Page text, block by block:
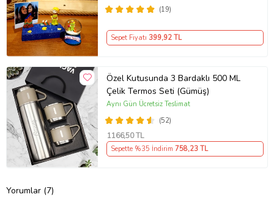
(19)
Sepet Fiyatı 399,92 TL
Özel Kutusunda 3 Bardaklı 500 ML
Çelik Termos Seti (Gümüş)
(52)
Aynı Gün Ücretsiz Teslimat
1166,50 TL
Sepette %35 İndirim 758,23 TL
Yorumlar (7)